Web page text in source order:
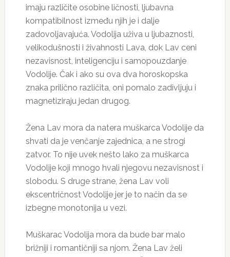
imaju različite osobine ličnosti, ljubavna
kompatibilnost između njih je i dalje
zadovoljavajuća. Vodolija uživa u ljubaznosti,
velikodušnosti i živahnosti Lava, dok Lav ceni
nezavisnost, inteligenciju i samopouzdanje
Vodolije. Čak i ako su ova dva horoskopska
znaka prilično različita, oni pomalo zadivljuju i
magnetiziraju jedan drugog.
Žena Lav mora da natera muškarca Vodolije da
shvati da je venčanje zajednica, a ne strogi
zatvor. To nije uvek nešto lako za muškarca
Vodolije koji mnogo hvali njegovu nezavisnost i
slobodu. S druge strane, žena Lav voli
ekscentričnost Vodolije jer je to način da se
izbegne monotonija u vezi.
Muškarac Vodolija mora da bude bar malo
brižniji i romantičniji sa njom. Žena Lav želi